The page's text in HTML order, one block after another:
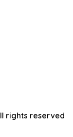
rights reserved